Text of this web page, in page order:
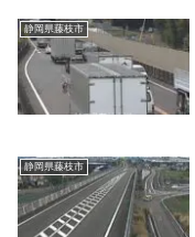
静岡県藤枝市
静岡県藤枝市